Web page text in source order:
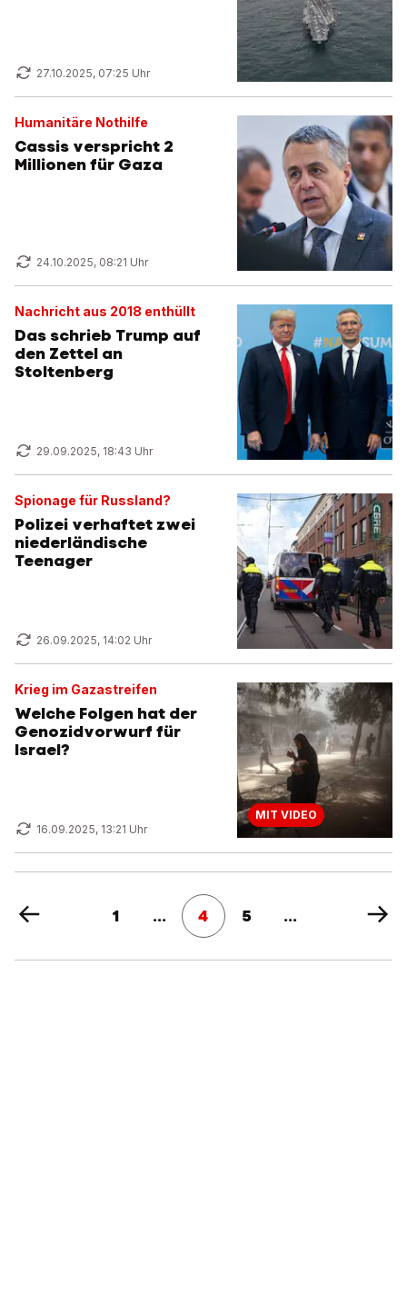
27.10.2025, 07:25 Uhr
Humanitäre Nothilfe
Cassis verspricht 2
Millionen für Gaza
24.10.2025, 08:21 Uhr
Nachricht aus 2018 enthüllt
Das schrieb Trump auf
den Zettel an
Stoltenberg
29.09.2025, 18:43 Uhr
Spionage für Russland?
Polizei verhaftet zwei
niederländische
Teenager
26.09.2025, 14:02 Uhr
Krieg im Gazastreifen
Welche Folgen hat der
Genozidvorwurf für
Israel?
16.09.2025, 13:21 Uhr
MIT VIDEO
1 ... 4 5 ...